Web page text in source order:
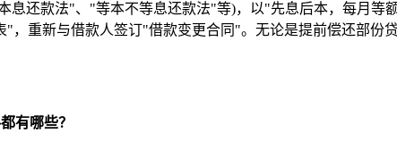
息还款法"、"等本不等息还款法"等)，以"先息后本，每月
，重新与借款人签订"借款变更合同"。无论是提前偿还部
有哪些？